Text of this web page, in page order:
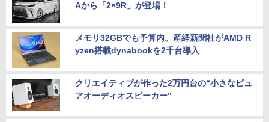
Aから「2×9R」が登場！
メモリ32GBでも予算内。産経新聞社がAMD R
yzen搭載dynabookを2千台導入
クリエイティブが作った2万円台の“小さなピュ
アオーディオスピーカー”